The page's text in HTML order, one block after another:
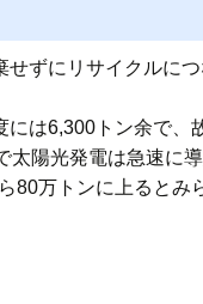
ずにリサイクルに
は6,300トン余で、
陽光発電は急速に
万トンに上るとみ